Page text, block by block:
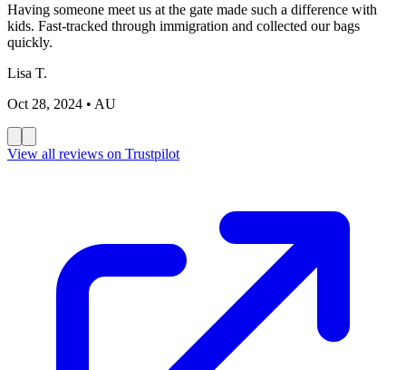
Having someone meet us at the gate made such a difference with
kids. Fast-tracked through immigration and collected our bags
quickly.
Lisa T.
Oct 28, 2024 • AU
View all reviews on Trustpilot